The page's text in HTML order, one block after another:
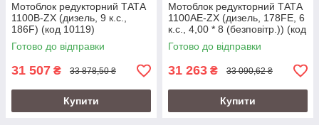
Мотоблок редукторний TАТА
1100B-ZX (дизель, 9 к.с.,
186F) (код 10119)
Готово до відправки
31 507 ₴ 33 878,50 ₴
Купити
Мотоблок редукторний ТАТА
1100AE-ZX (дизель, 178FE, 6
к.с., 4,00 * 8 (безповітр.)) (код
10809)
Готово до відправки
31 263 ₴ 33 090,62 ₴
Купити